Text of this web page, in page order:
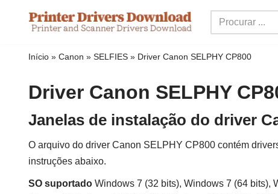
Início » Canon » SELFIES » Driver Canon SELPHY CP800
Driver Canon SELPHY
Janelas de instalação do driver
O arquivo do driver Canon SELPHY CP800 contém
instruções abaixo.
SO suportado Windows 7 (32 bits), Windows 7 (64 bits),